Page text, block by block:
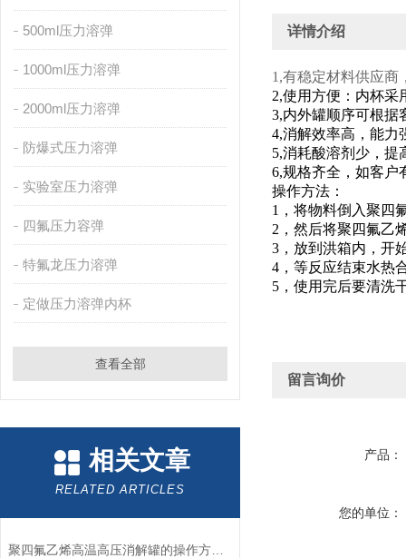
500ml压力溶弹
1000ml压力溶弹
2000ml压力溶弹
防爆式压力溶弹
实验室压力溶弹
四氟压力容弹
特氟龙压力溶弹
定做压力溶弹内杯
查看全部
相关文章
RELATED ARTICLES
聚四氟乙烯高温高压消解罐的操作方法及注意事项
详情介绍
1,有稳定材料供应商
2,使用方便：内杯采
3,内外罐顺序可根据
4,消解效率高，能力
5,消耗酸溶剂少，提
6,规格齐全， 如客户
操作方法：
1，将物料倒入聚四
2，然后将聚四氟乙
3，放到洪箱内，开
4，等反应结束水热
5，使用完后要清洗
留言询价
产品：
您的单位：